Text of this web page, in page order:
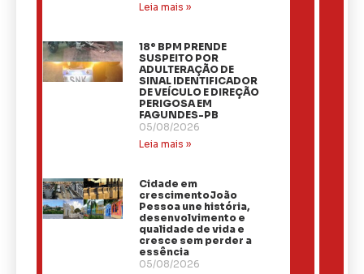
Leia mais »
18º BPM PRENDE
SUSPEITO POR
ADULTERAÇÃO DE
SINAL IDENTIFICADOR
DE VEÍCULO E DIREÇÃO
PERIGOSA EM
FAGUNDES-PB
05/08/2026
Leia mais »
Cidade em
crescimentoJoão
Pessoa une história,
desenvolvimento e
qualidade de vida e
cresce sem perder a
essência
05/08/2026